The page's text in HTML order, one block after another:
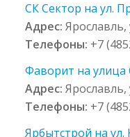
СК Сектор на ул.
Адрес:
Телефоны: +7
Фаворит на улица
Адрес:
Телефоны: +7
Ярбытстрой на ул.